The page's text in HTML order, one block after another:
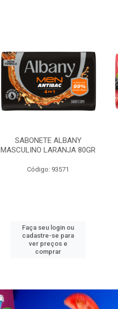
SABONETE ALBANY
MASCULINO LARANJA 80GR
Código: 93571
Faça seu login ou
cadastre-se para
ver preços e
comprar